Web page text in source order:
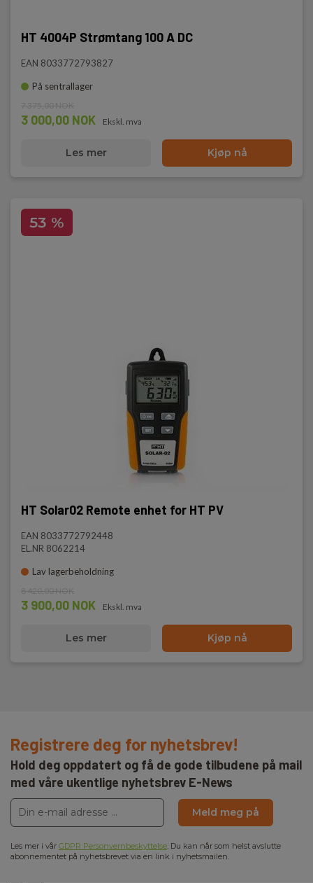
HT 4004P Strømtang 100 A DC
EAN 8033772793827
På sentrallager
3 000,00 NOK Ekskl. mva
Les mer Kjøp nå
53 %
HT Solar02 Remote enhet for HT PV
EAN 8033772792448
EL.NR 8062214
Lav lagerbeholdning
3 900,00 NOK Ekskl. mva
Les mer Kjøp nå
Registrere deg for nyhetsbrev!
Hold deg oppdatert og få de gode tilbudene på mail
med våre ukentlige nyhetsbrev E-News
Meld meg på
Les mer i vår GDPR Personvernbeskyttelse. Du kan når som helst avslutte
abonnementet på nyhetsbrevet via en link i nyhetsmailen.